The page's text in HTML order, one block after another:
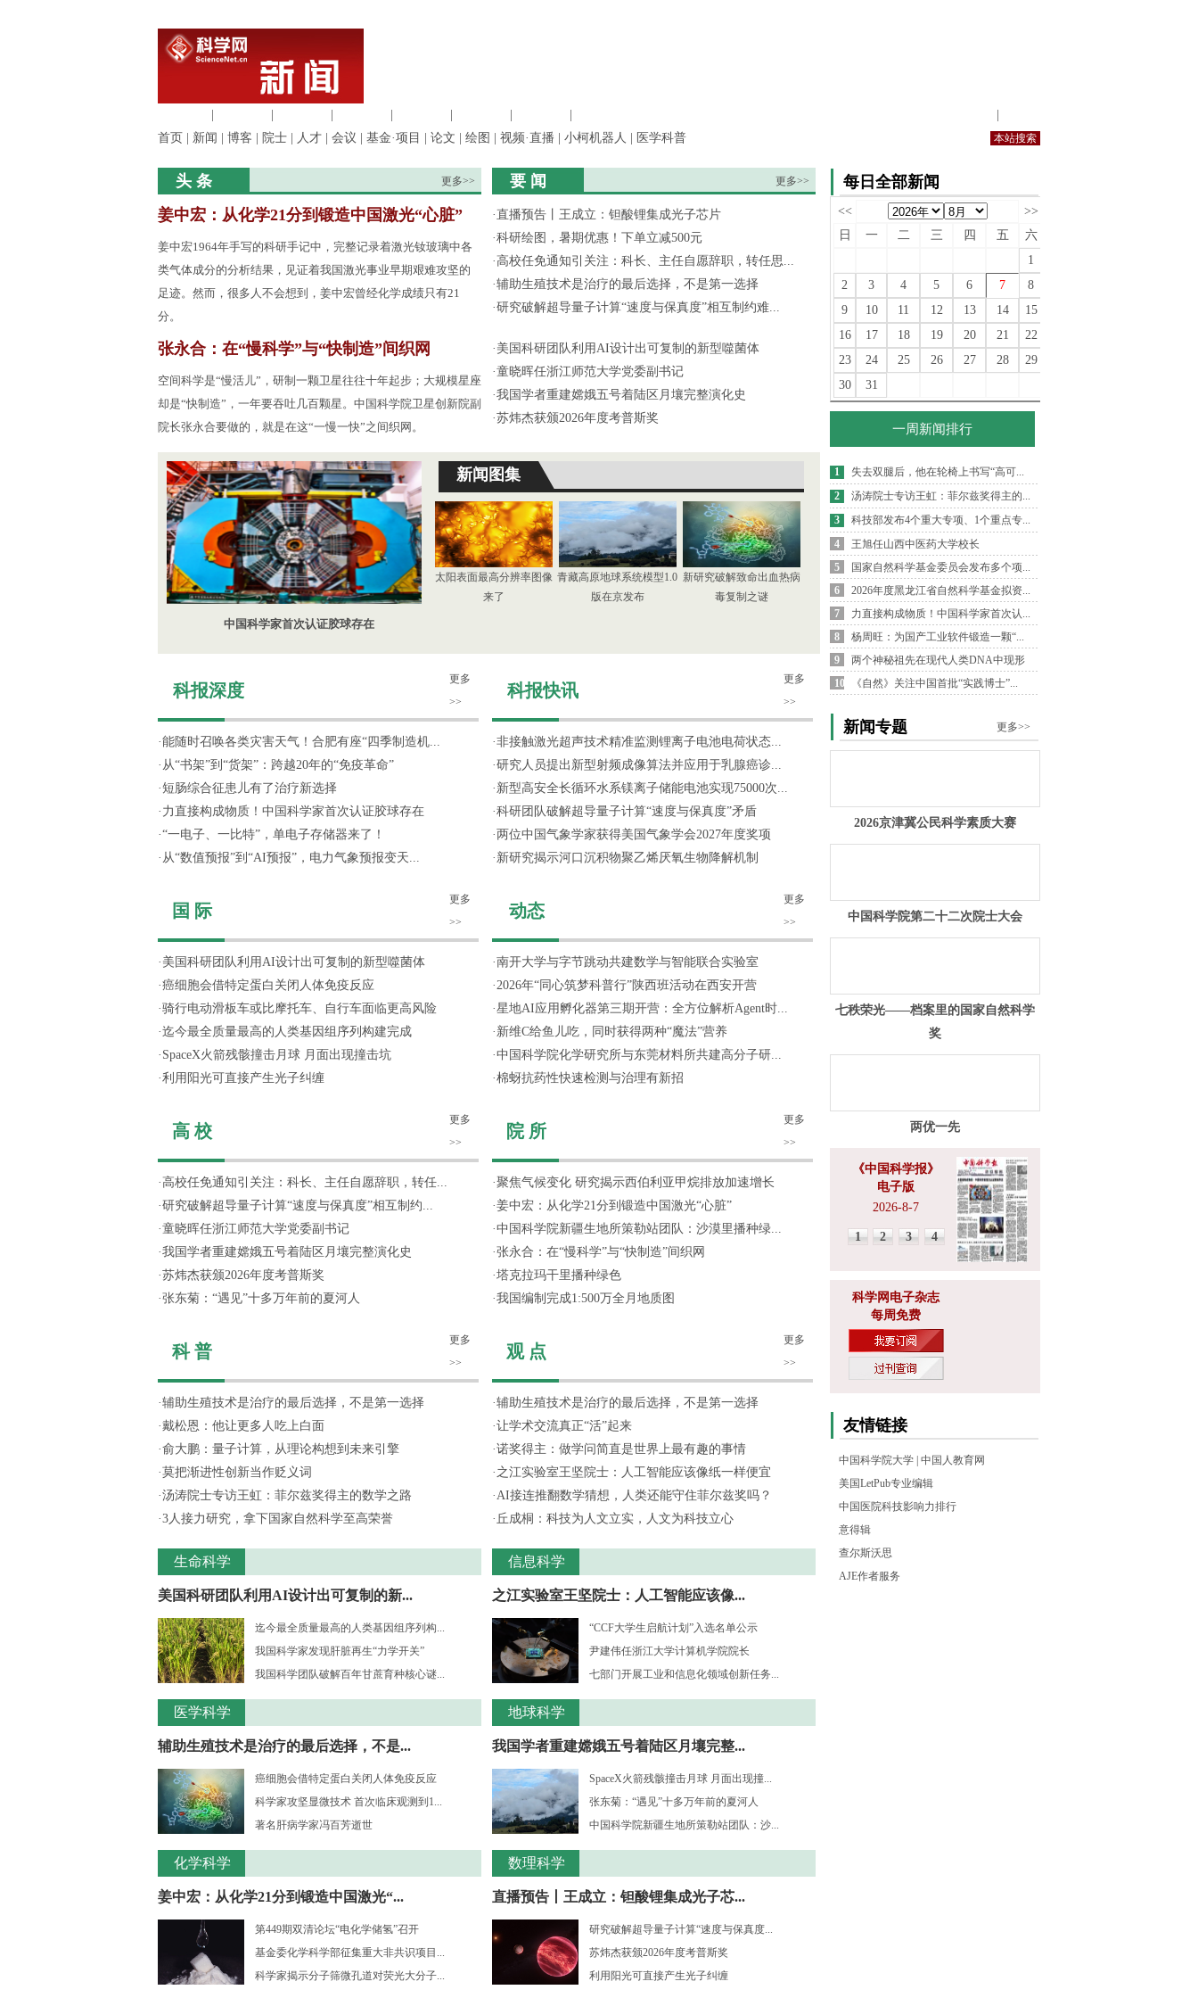
首页
新闻 博客 院士 人才 会议 基金·项目 论文 绘图 视频·直播 小柯机器人 医学科普
头 条 更多>>
姜中宏：从化学21分到锻造中国激光“心脏”
姜中宏1964年手写的科研手记中，完整记录着激光钕玻璃中各
类气体成分的分析结果，见证着我国激光事业早期艰难攻坚的
足迹。然而，很多人不会想到，姜中宏曾经化学成绩只有21
分。
张永合：在“慢科学”与“快制造”间织网
空间科学是“慢活儿”，研制一颗卫星往往十年起步；大规模星座
却是“快制造”，一年要吞吐几百颗星。中国科学院卫星创新院副
院长张永合要做的，就是在这“一慢一快”之间织网。
要 闻 更多>>
·直播预告丨王成立：钽酸锂集成光子芯片
·科研绘图，暑期优惠！下单立减500元
· 高校任免通知引关注：科长、主任自愿辞职，转任思...
·辅助生殖技术是治疗的最后选择，不是第一选择
·研究破解超导量子计算“速度与保真度”相互制约难...
· 美国科研团队利用AI设计出可复制的新型噬菌体
·童晓晖任浙江师范大学党委副书记
·我国学者重建嫦娥五号着陆区月壤完整演化史
·苏炜杰获颁2026年度考普斯奖
中国科学家首次认证胶球存在
新闻图集
太阳表面最高分辨率图像
来了
青藏高原地球系统模型1.0
版在京发布
新研究破解致命出血热病
毒复制之谜
科报深度
更多
>>
·能随时召唤各类灾害天气！合肥有座“四季制造机...
· 从“书架”到“货架”：跨越20年的“免疫革命”
· 短肠综合征患儿有了治疗新选择
· 力直接构成物质！中国科学家首次认证胶球存在
·“一电子、一比特”，单电子存储器来了！
· 从“数值预报”到“AI预报”，电力气象预报变天...
国 际
更多
>>
· 美国科研团队利用AI设计出可复制的新型噬菌体
·癌细胞会借特定蛋白关闭人体免疫反应
·骑行电动滑板车或比摩托车、自行车面临更高风险
·迄今最全质量最高的人类基因组序列构建完成
· SpaceX火箭残骸撞击月球 月面出现撞击坑
·利用阳光可直接产生光子纠缠
高 校
更多
>>
· 高校任免通知引关注：科长、主任自愿辞职，转任...
·研究破解超导量子计算“速度与保真度”相互制约...
·童晓晖任浙江师范大学党委副书记
·我国学者重建嫦娥五号着陆区月壤完整演化史
·苏炜杰获颁2026年度考普斯奖
·张东菊：“遇见”十多万年前的夏河人
科 普
更多
>>
·辅助生殖技术是治疗的最后选择，不是第一选择
·戴松恩：他让更多人吃上白面
·俞大鹏：量子计算，从理论构想到未来引擎
·莫把渐进性创新当作贬义词
·汤涛院士专访王虹：菲尔兹奖得主的数学之路
·3人接力研究，拿下国家自然科学至高荣誉
生命科学
美国科研团队利用AI设计出可复制的新...
迄今最全质量最高的人类基因组序列构...
我国科学家发现肝脏再生“力学开关”
我国科学团队破解百年甘蔗育种核心谜...
医学科学
辅助生殖技术是治疗的最后选择，不是...
癌细胞会借特定蛋白关闭人体免疫反应
科学家攻坚显微技术 首次临床观测到1...
著名肝病学家冯百芳逝世
化学科学
姜中宏：从化学21分到锻造中国激光“...
第449期双清论坛“电化学储氢”召开
基金委化学科学部征集重大非共识项目...
科学家揭示分子筛微孔道对荧光大分子...
科报快讯
更多
>>
·非接触激光超声技术精准监测锂离子电池电荷状态...
·研究人员提出新型射频成像算法并应用于乳腺癌诊...
· 新型高安全长循环水系镁离子储能电池实现75000次...
·科研团队破解超导量子计算“速度与保真度”矛盾
· 两位中国气象学家获得美国气象学会2027年度奖项
· 新研究揭示河口沉积物聚乙烯厌氧生物降解机制
动态
更多
>>
·南开大学与字节跳动共建数学与智能联合实验室
·2026年“同心筑梦科普行”陕西班活动在西安开营
·星地AI应用孵化器第三期开营：全方位解析Agent时...
· 新维C给鱼儿吃，同时获得两种“魔法”营养
·中国科学院化学研究所与东莞材料所共建高分子研...
·棉蚜抗药性快速检测与治理有新招
院 所
更多
>>
·聚焦气候变化 研究揭示西伯利亚甲烷排放加速增长
·姜中宏：从化学21分到锻造中国激光“心脏”
·中国科学院新疆生地所策勒站团队：沙漠里播种绿...
·张永合：在“慢科学”与“快制造”间织网
·塔克拉玛干里播种绿色
·我国编制完成1:500万全月地质图
观 点
更多
>>
·辅助生殖技术是治疗的最后选择，不是第一选择
·让学术交流真正“活”起来
·诺奖得主：做学问简直是世界上最有趣的事情
· 之江实验室王坚院士：人工智能应该像纸一样便宜
·AI接连推翻数学猜想，人类还能守住菲尔兹奖吗？
· 丘成桐：科技为人文立实，人文为科技立心
信息科学
之江实验室王坚院士：人工智能应该像...
“CCF大学生启航计划”入选名单公示
尹建伟任浙江大学计算机学院院长
七部门开展工业和信息化领域创新任务...
地球科学
我国学者重建嫦娥五号着陆区月壤完整...
SpaceX火箭残骸撞击月球 月面出现撞...
张东菊：“遇见”十多万年前的夏河人
中国科学院新疆生地所策勒站团队：沙...
数理科学
直播预告丨王成立：钽酸锂集成光子芯...
研究破解超导量子计算“速度与保真度...
苏炜杰获颁2026年度考普斯奖
利用阳光可直接产生光子纠缠
每日全部新闻
<<
>>
日
一 二 三 四 五
六
1
2
3 4 5 6 7
8
9
10 11 12 13 14
15
16
17 18 19 20 21
22
23
24 25 26 27 28
29
30
31
一周新闻排行
1
失去双腿后，他在轮椅上书写“高可...
2
汤涛院士专访王虹：菲尔兹奖得主的...
3
科技部发布4个重大专项、1个重点专...
4
王旭任山西中医药大学校长
5
国家自然科学基金委员会发布多个项...
6
2026年度黑龙江省自然科学基金拟资...
7
力直接构成物质！中国科学家首次认...
8
杨周旺：为国产工业软件锻造一颗“...
9
两个神秘祖先在现代人类DNA中现形
10
《自然》关注中国首批“实践博士”...
新闻专题 更多>>
2026京津冀公民科学素质大赛
中国科学院第二十二次院士大会
七秩荣光——档案里的国家自然科学
奖
两优一先
《中国科学报》
电子版
2026-8-7
1 2 3 4
科学网电子杂志
每周免费
友情链接
中国科学院大学 中国人教育网
美国LetPub专业编辑
中国医院科技影响力排行
意得辑
查尔斯沃思
AJE作者服务